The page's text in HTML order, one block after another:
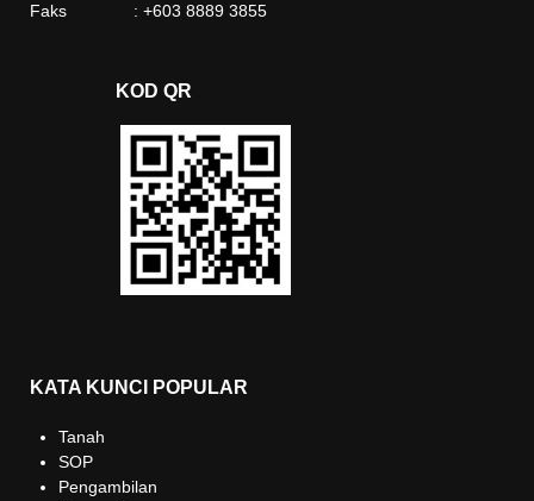
Faks : +603 8889 3855
KOD QR
KATA KUNCI POPULAR
Tanah
SOP
Pengambilan